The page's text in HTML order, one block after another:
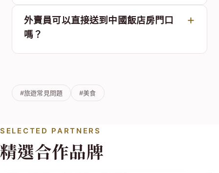
外賣員可以直接送到中國飯店房門口
嗎？
#旅遊常見問題 #美食
SELECTED PARTNERS
精選合作品牌